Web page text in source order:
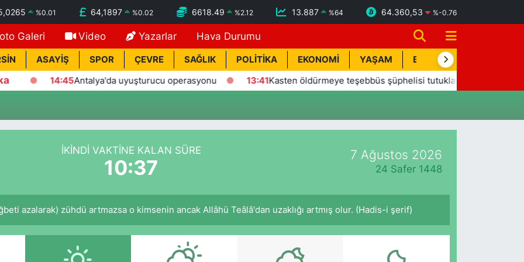
%0.01 64,1897 %0.02 6618.49 %2.12 13.887 %64 64.360,53 %-0.76
Galeri Video Yazarlar Hava Durumu
ASAYİŞ SPOR ÇEVRE SAĞLIK POLİTİKA EKONOMİ YAŞAM BİK İLAN
14:45Antalya'da uyuşturucu operasyonu 13:41Kasten öldürmeye teşebbüs şüphelisi tutuklandı
İKINDI VAKTINE KALAN SÜRE
10:37
7 Ağustos 2026
24 Safer 1448
azalarak) zühdü artmazsa o kimsenin ancak Allâhü Teâlâ'dan uzaklığı artmış olur. (Hadis-i şerif)